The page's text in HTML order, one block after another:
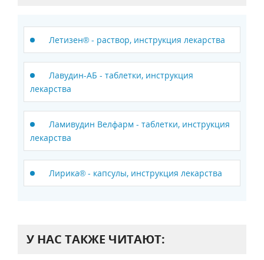
Летизен® - раствор, инструкция лекарства
Лавудин-АБ - таблетки, инструкция
лекарства
Ламивудин Велфарм - таблетки, инструкция
лекарства
Лирика® - капсулы, инструкция лекарства
У НАС ТАКЖЕ ЧИТАЮТ: